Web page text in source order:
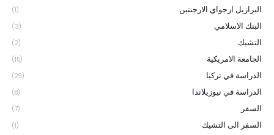
البرازيل ارجواي الارجنتين (1)
البنك الاسلامي (3)
التشيك (2)
الجامعة الامريكية (15)
الدراسة في تركيا (29)
الدراسة في نيوزيلاندا (8)
السفر (7)
السفر الى التشيك (1)